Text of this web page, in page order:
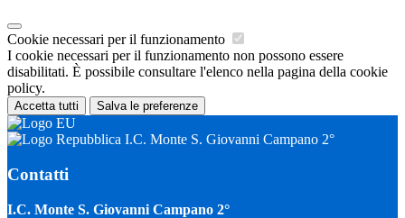
Cookie necessari per il funzionamento
I cookie necessari per il funzionamento non possono essere
disabilitati. È possibile consultare l'elenco nella pagina della cookie
policy.
Accetta tutti Salva le preferenze
I.C. Monte S. Giovanni Campano 2°
Contatti
I.C. Monte S. Giovanni Campano 2°